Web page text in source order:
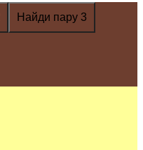
Найди пару 3